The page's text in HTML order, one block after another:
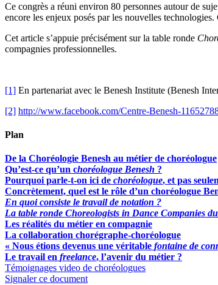
Ce congrès a réuni environ 80 personnes autour de
encore les enjeux posés par les nouvelles
Cet article s’appuie précisément sur la table ronde
compagnies professionnelles.
[1] En partenariat avec le Benesh Institute (Benesh
[2] http://www.facebook.com/Centre-Benesh-
Plan
De la Choréologie Benesh au métier de choréologue
Qu’est-ce qu’un choréologue Benesh ?
Pourquoi parle-t-on ici de choréologue, et pas
Concrètement, quel est le rôle d’un choréologue
En quoi consiste le travail de notation ?
La table ronde Choreologists in Dance Companies
Les réalités du métier en compagnie
La collaboration chorégraphe-choréologue
« Nous étions devenus une véritable fontaine de
Le travail en freelance, l’avenir du métier ?
Témoignages video de choréologues
Signaler ce document